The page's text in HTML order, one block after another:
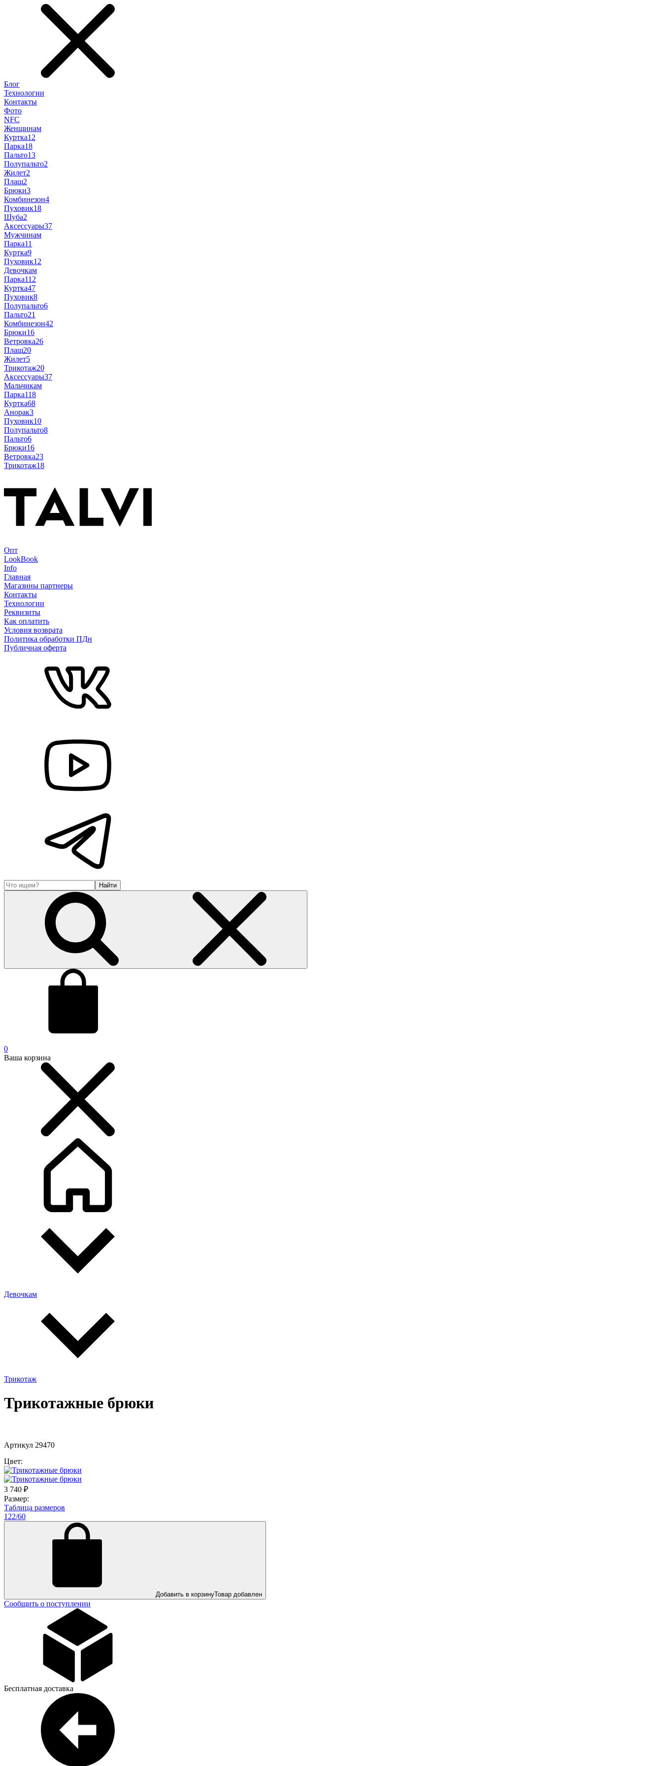
Блог
Технологии
Контакты
Фото
NFC
Женщинам
Куртка12
Парка18
Пальто13
Полупальто2
Жилет2
Плащ2
Брюки3
Комбинезон4
Пуховик18
Шуба2
Аксессуары37
Мужчинам
Парка11
Куртка9
Пуховик12
Девочкам
Парка112
Куртка47
Пуховик8
Полупальто6
Пальто21
Комбинезон42
Брюки16
Ветровка26
Плащ20
Жилет5
Трикотаж20
Аксессуары37
Мальчикам
Парка118
Куртка68
Анорак3
Пуховик10
Полупальто8
Пальто6
Брюки16
Ветровка23
Трикотаж18
Опт
LookBook
Info
Главная
Магазины партнеры
Контакты
Технологии
Реквизиты
Как оплатить
Условия возврата
Политика обработки ПДн
Публичная оферта
Найти
0
Ваша корзина
Девочкам
Трикотаж
Трикотажные брюки
Артикул 29470
Цвет:
3 740 ₽
Размер:
Таблица размеров
122/60
Добавить в корзинуТовар добавлен
Сообщить о поступлении
Бесплатная доставка